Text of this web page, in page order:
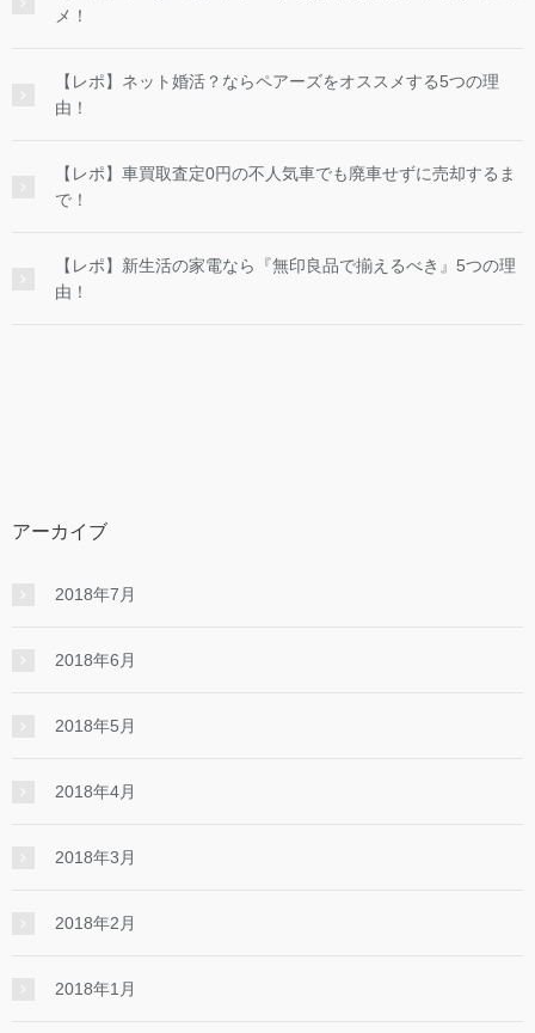
メ！
【レポ】ネット婚活？ならペアーズをオススメする5つの理
由！
【レポ】車買取査定0円の不人気車でも廃車せずに売却するま
で！
【レポ】新生活の家電なら『無印良品で揃えるべき』5つの理
由！
アーカイブ
2018年7月
2018年6月
2018年5月
2018年4月
2018年3月
2018年2月
2018年1月